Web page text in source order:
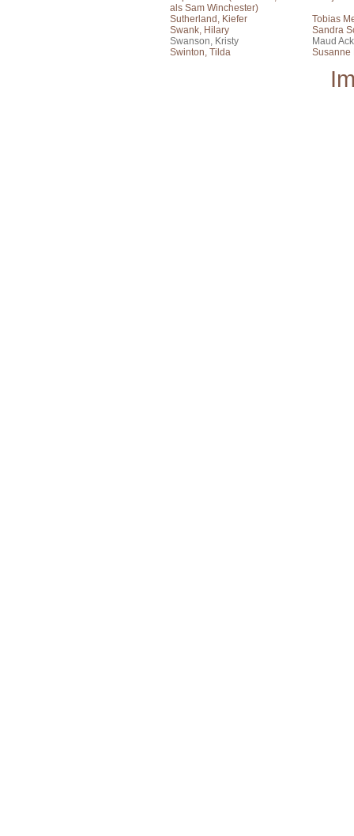
als Sam Winchester)
Sutherland, Kiefer
Tobias
Swank, Hilary
Sandra
Swanson, Kristy
Maud
Swinton, Tilda
Susanne